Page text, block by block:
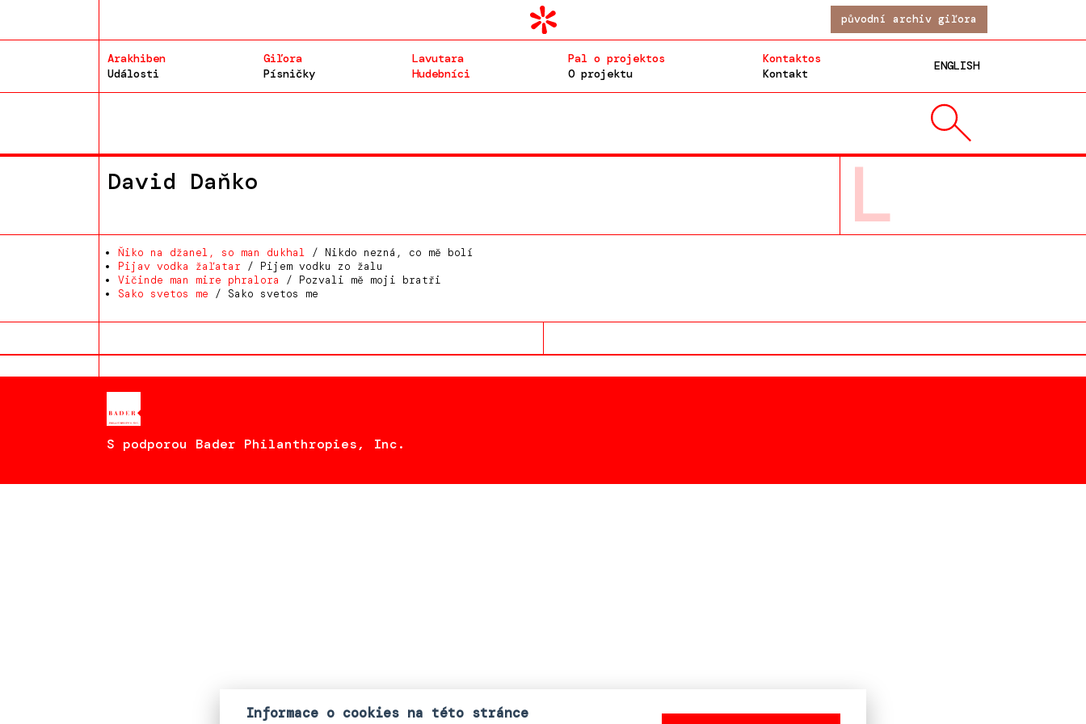
původní archiv giľora
Arakhiben
Události
Giľora
Písničky
Lavutara
Hudebníci
Pal o projektos
O projektu
Kontaktos
Kontakt
ENGLISH
David Daňko L
Ňiko na džanel, so man dukhal / Nikdo nezná, co mě bolí
Pijav vodka žaľatar / Pijem vodku zo žalu
Vičinde man mire phralora
/ Pozvali mě moji bratři
Sako svetos me / Sako svetos me
S podporou Bader Philanthropies, Inc.
Informace o cookies na této stránce